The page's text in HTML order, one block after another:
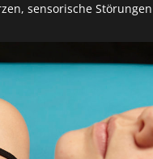
sensorische